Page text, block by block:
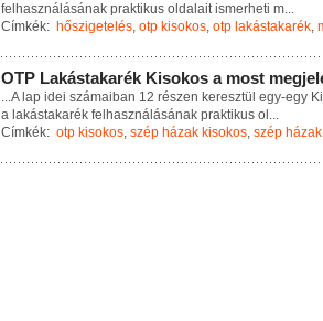
fe haszná ásának prakti kus o da ait ismerheti m...
Címkék: hőszigetelés, otp kisokos, otp lakástakarék,
OTP Lakástakarék Kisokos a most megjel
...A ap idei számaiban 12 részen keresztü egy-egy Ki
a akástakaré k fe haszná ásának prakti kus o ...
Címkék: otp kisokos, szép házak kisokos, szép